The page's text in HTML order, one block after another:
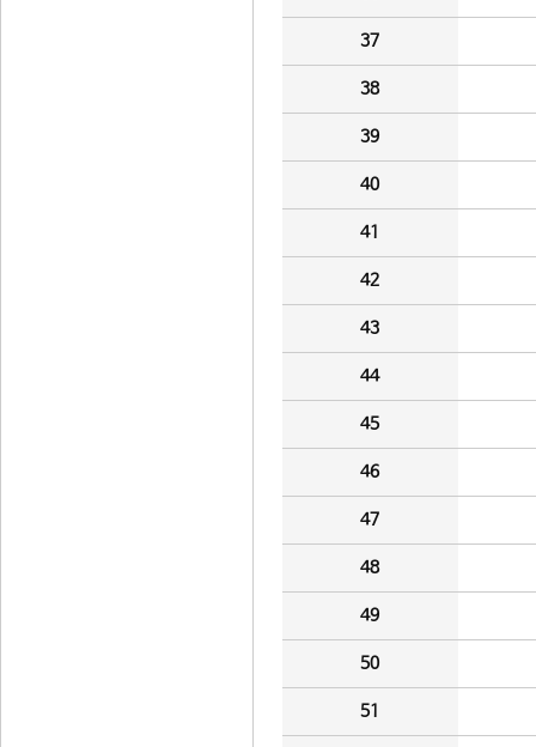
37
38
39
40
41
42
43
44
45
46
47
48
49
50
51